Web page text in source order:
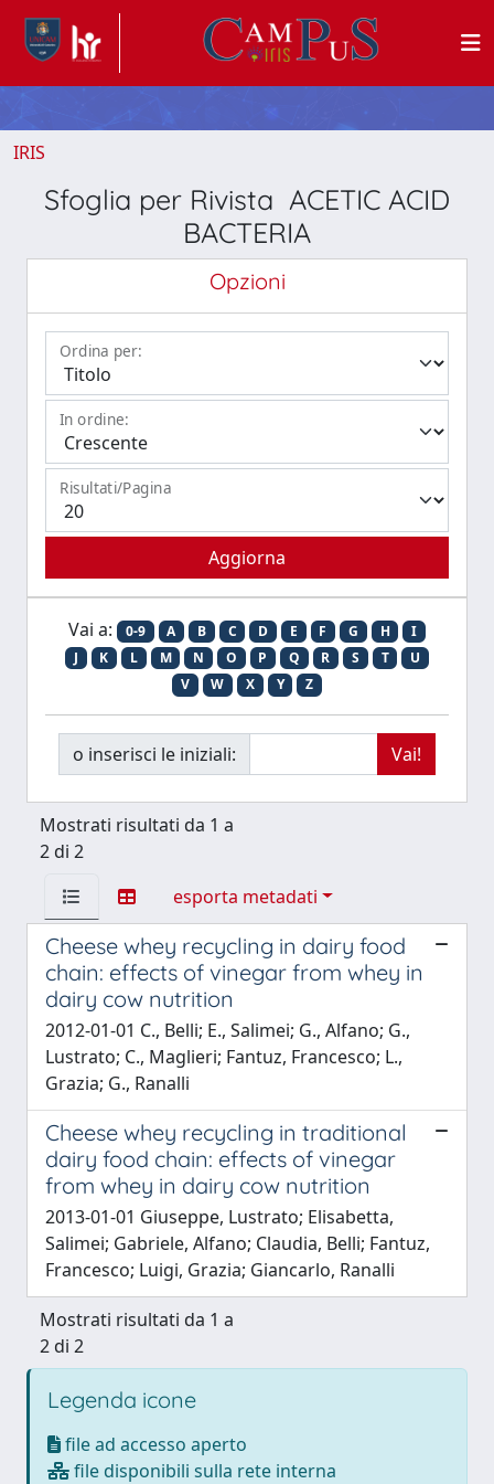
IRIS
Sfoglia per Rivista ACETIC ACID
BACTERIA
Opzioni
Ordina per:
In ordine:
Risultati/Pagina
Vai a: 0-9 A B C D E F G H
I
J
K L M N O P Q R S T
U
V
W X Y Z
o inserisci le iniziali:
Mostrati risultati da 1 a
2 di 2
esporta metadati
Cheese whey recycling in dairy food
chain: effects of vinegar from whey in
dairy cow nutrition
2012-01-01 C., Belli; E., Salimei; G., Alfano; G.,
Lustrato; C., Maglieri; Fantuz, Francesco; L.,
Grazia; G., Ranalli
Cheese whey recycling in traditional
dairy food chain: effects of vinegar
from whey in dairy cow nutrition
2013-01-01 Giuseppe, Lustrato; Elisabetta,
Salimei; Gabriele, Alfano; Claudia, Belli; Fantuz,
Francesco; Luigi, Grazia; Giancarlo, Ranalli
Mostrati risultati da 1 a
2 di 2
Legenda icone
file ad accesso aperto
file disponibili sulla rete interna